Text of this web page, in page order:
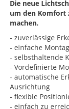
Die neue
um den Komfort
machen.
- zuverlässige
- einfache
- selbsthaltende
- Vordefinierte
- automatische
Ausrichtung
- flexible
- einfach zu